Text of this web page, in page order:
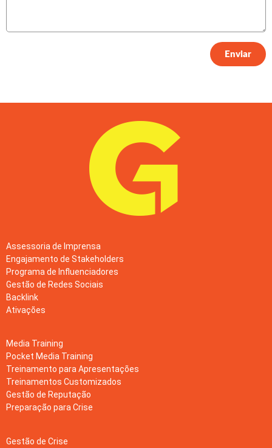
Enviar
Assessoria de Imprensa
Engajamento de Stakeholders
Programa de Influenciadores
Gestão de Redes Sociais
Backlink
Ativações
Media Training
Pocket Media Training
Treinamento para Apresentações
Treinamentos Customizados
Gestão de Reputação
Preparação para Crise
Gestão de Crise